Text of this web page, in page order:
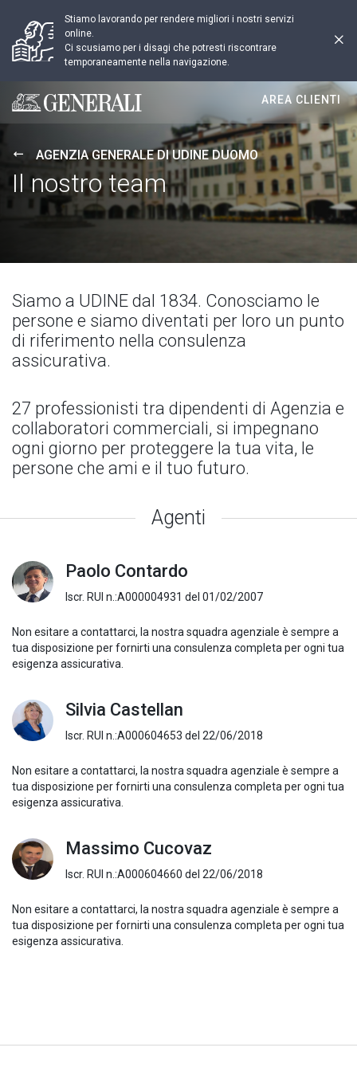
Stiamo lavorando per rendere migliori i nostri servizi
online.
Ci scusiamo per i disagi che potresti riscontrare
temporaneamente nella navigazione.
Generali logo
AREA CLIENTI
AGENZIA GENERALE DI UDINE DUOMO
Il nostro team
Siamo a UDINE dal 1834. Conosciamo le
persone e siamo diventati per loro un punto
di riferimento nella consulenza
assicurativa.
27 professionisti tra dipendenti di Agenzia e
collaboratori commerciali, si impegnano
ogni giorno per proteggere la tua vita, le
persone che ami e il tuo futuro.
Agenti
Paolo Contardo
Iscr. RUI n.:A000004931 del 01/02/2007
Non esitare a contattarci, la nostra squadra agenziale è sempre a
tua disposizione per fornirti una consulenza completa per ogni tua
esigenza assicurativa.
Silvia Castellan
Iscr. RUI n.:A000604653 del 22/06/2018
Non esitare a contattarci, la nostra squadra agenziale è sempre a
tua disposizione per fornirti una consulenza completa per ogni tua
esigenza assicurativa.
Massimo Cucovaz
Iscr. RUI n.:A000604660 del 22/06/2018
Non esitare a contattarci, la nostra squadra agenziale è sempre a
tua disposizione per fornirti una consulenza completa per ogni tua
esigenza assicurativa.